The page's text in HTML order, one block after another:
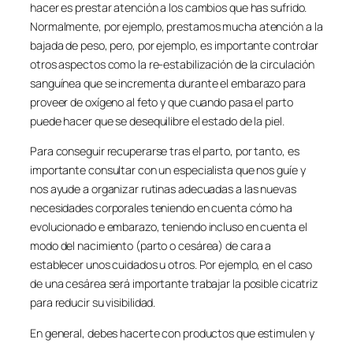
hacer es prestar atención a los cambios que has sufrido.
Normalmente, por ejemplo, prestamos mucha atención a la
bajada de peso, pero, por ejemplo, es importante controlar
otros aspectos como la re-estabilización de la circulación
sanguínea que se incrementa durante el embarazo para
proveer de oxígeno al feto y que cuando pasa el parto
puede hacer que se desequilibre el estado de la piel.
Para conseguir recuperarse tras el parto, por tanto, es
importante consultar con un especialista que nos guíe y
nos ayude a organizar rutinas adecuadas a las nuevas
necesidades corporales teniendo en cuenta cómo ha
evolucionado e embarazo, teniendo incluso en cuenta el
modo del nacimiento (parto o cesárea) de cara a
establecer unos cuidados u otros. Por ejemplo, en el caso
de una cesárea será importante trabajar la posible cicatriz
para reducir su visibilidad.
En general, debes hacerte con productos que estimulen y